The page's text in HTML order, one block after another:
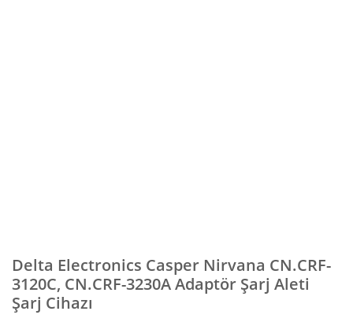
Delta Electronics Casper Nirvana CN.CRF-
3120C, CN.CRF-3230A Adaptör Şarj Aleti
Şarj Cihazı